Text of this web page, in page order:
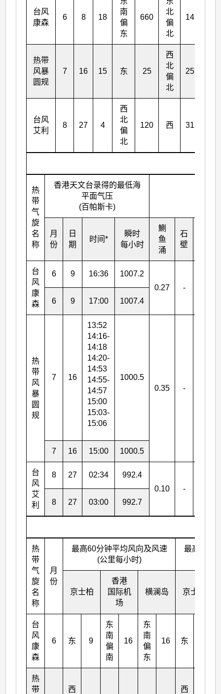
台风
康森
6 8 18
南
偏
东
660
北
偏
北
14
热带
风暴
圆规
7 16 15 东 25
西
北
偏
北
25
台风
艾利
8 27 4
西
北
偏
北
120 西 31
热
带
气
旋
名
称
香港天文台录得的最低海
平面气压
(百帕斯卡)
月
份
日
期
时间*
瞬时
每小时
鰂
鱼
涌
石
壁
台
风
康
森
6 9 16:36
1007.2
0.27
-
6
9 17:00 1007.4
热
带
风
暴
圆
规
7 16
13:52
14:16-
14:18
14:20-
14:53
14:55-
14:57
15:00
15:03-
15:06
1000.5
0.35
-
7 16 15:00 1000.5
台
风
艾
利
8 27 02:34
992.4
0.10
-
8
27 03:00 992.7
热
带
气
旋
名
称
月
份
最高60分钟平均风向及风速
(公里每小时)
最高10分
京士柏
香港
国际机
场
横澜岛 京士柏
台
风
康
森
6 东 9
东
南
偏
南
16
东
南
偏
东
16 东
热
带
西
西